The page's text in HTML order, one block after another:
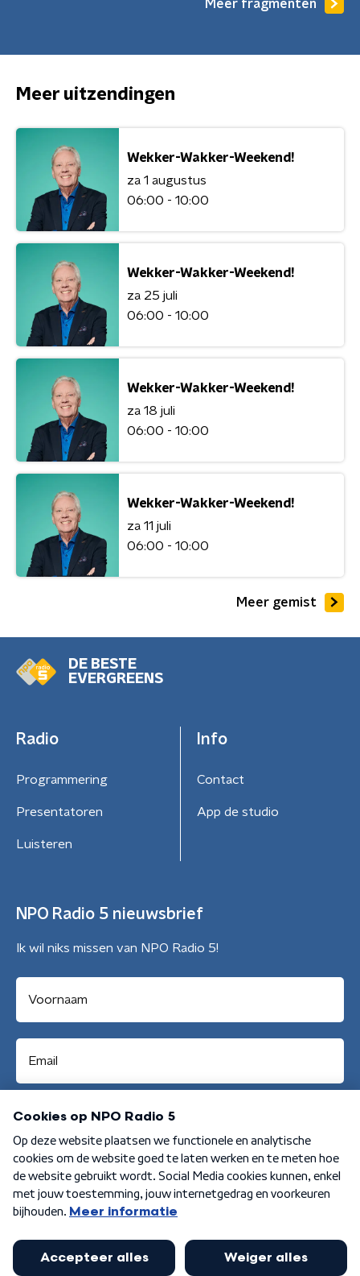
Meer fragmenten
Meer uitzendingen
Wekker-Wakker-Weekend!
za 1 augustus
06:00 - 10:00
Wekker-Wakker-Weekend!
za 25 juli
06:00 - 10:00
Wekker-Wakker-Weekend!
za 18 juli
06:00 - 10:00
Wekker-Wakker-Weekend!
za 11 juli
06:00 - 10:00
Meer gemist
DE BESTE
EVERGREENS
Radio
Programmering
Presentatoren
Luisteren
Info
Contact
App de studio
NPO Radio 5 nieuwsbrief
Ik wil niks missen van NPO Radio 5!
Aanmelden
Algemene voorwaarden